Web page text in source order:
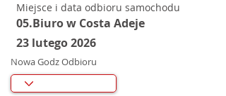
Miejsce i data odbioru samochodu
05.Biuro w Costa Adeje
23 lutego 2026
Nowa Godz Odbioru